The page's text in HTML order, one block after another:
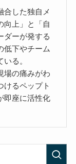
合した独自メ
向上」と「自
ダーが発する
低下やチーム
る。
場の痛みがわ
けるペップト
即座に活性化